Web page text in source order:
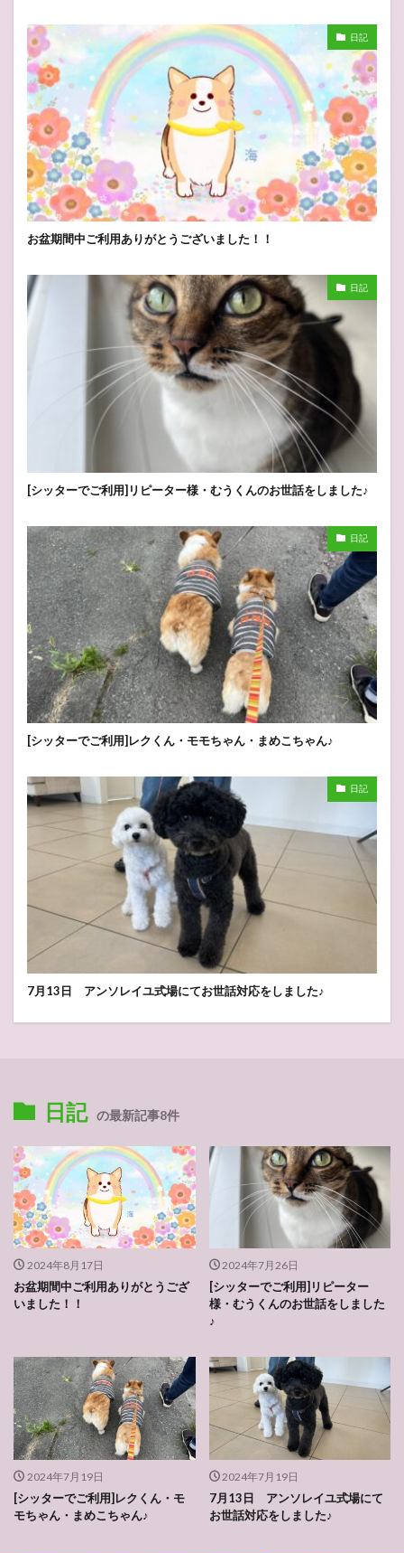
日記
お盆期間中ご利用ありがとうございました！！
日記
[シッターでご利用]リピーター様・むうくんのお世話をしました♪
日記
[シッターでご利用]レクくん・モモちゃん・まめこちゃん♪
日記
7月13日 アンソレイユ式場にてお世話対応をしました♪
日記 の最新記事8件
2024年8月17日
お盆期間中ご利用ありがとうござ
いました！！
2024年7月26日
[シッターでご利用]リピーター
様・むうくんのお世話をしました
♪
2024年7月19日
[シッターでご利用]レクくん・モ
モちゃん・まめこちゃん♪
2024年7月19日
7月13日 アンソレイユ式場にて
お世話対応をしました♪